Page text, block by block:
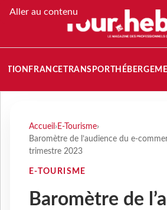
Aller au contenu
FRANCETRANSPORT
Accueil › E-Tourisme›
Baromètre de l’audience du e-
trimestre 2023
E-TOURISME
Baromètre de